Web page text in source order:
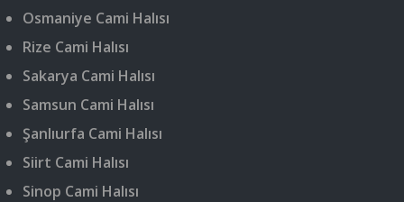
Osmaniye Cami Halısı
Rize Cami Halısı
Sakarya Cami Halısı
Samsun Cami Halısı
Şanlıurfa Cami Halısı
Siirt Cami Halısı
Sinop Cami Halısı